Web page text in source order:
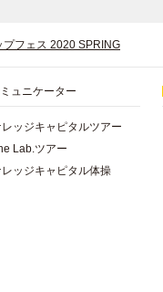
プフェス 2020 SPRING
ュニケーター
ッジキャピタルツアー
Lab.ツアー
ッジキャピタル体操